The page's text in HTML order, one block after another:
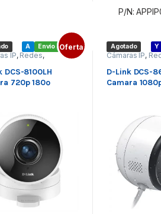
P/N:
Envío gratis
A
Oferta
IP, Redes,
DCS-8100LH
720p 180º
Y
Agotado
Cámaras IP,
D-Link DCS-
Camara